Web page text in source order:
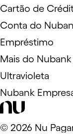
Cartão de
Conta do
Empréstimo
Mais do
Ultravioleta
Nubank
© 2026 Nu